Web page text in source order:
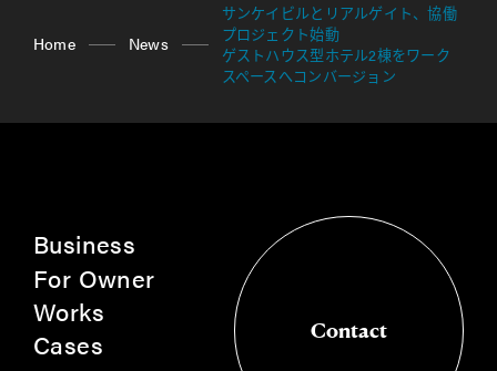
Home News
サンケイビルとリアルゲイト、協働
プロジェクト始動
ゲストハウス型ホテル2棟をワーク
スペースへコンバージョン
Business
For Owner
Works
Cases
Contact